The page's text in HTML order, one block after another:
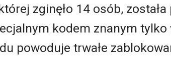
zginęło 14 osób,
kodem znanym tylko
powoduje trwałe